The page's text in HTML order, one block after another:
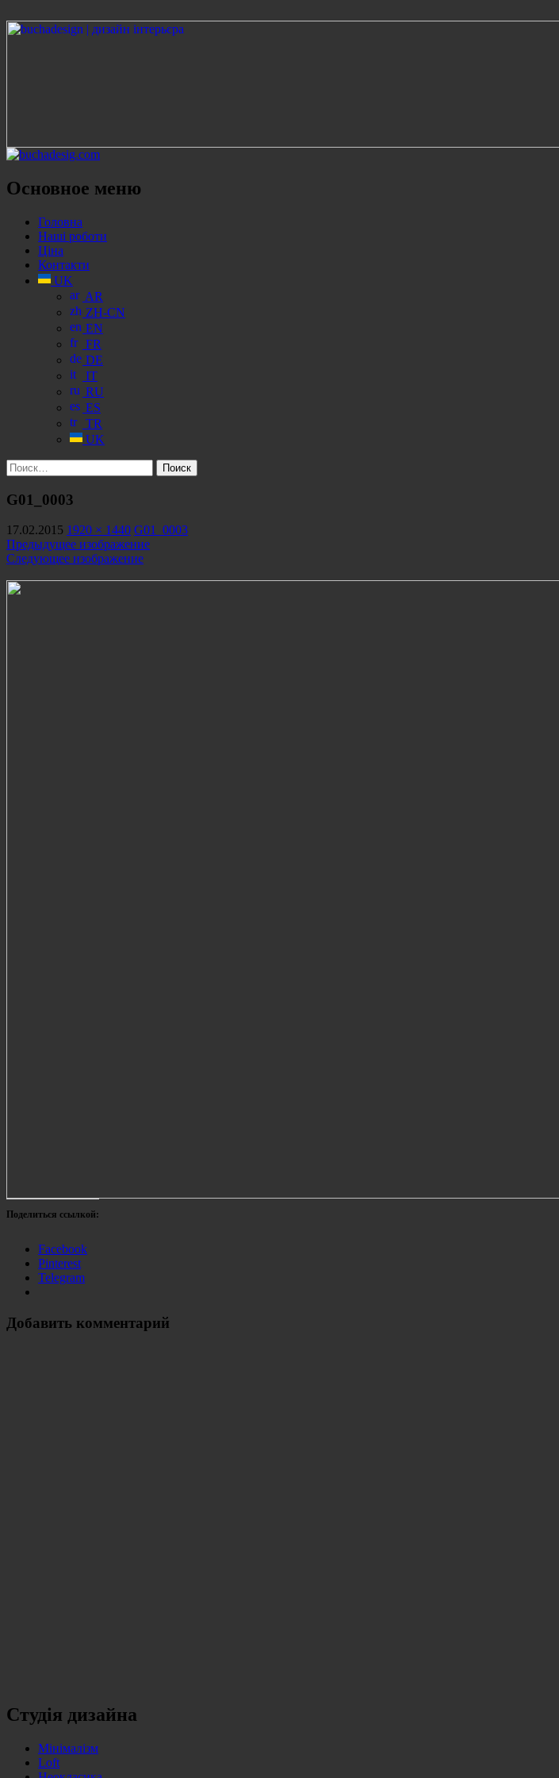
Основное меню
Перейти
содержанию
Головна
Наші роботи
Ціна
Контакти
UK
AR
ZH-CN
EN
FR
DE
IT
RU
ES
TR
UK
Найти:
G01_0003
17.02.2015 1920 × 1440 G01_0003
Предыдущее изображение
Следующее изображение
Поделиться ссылкой:
Facebook
Pinterest
Telegram
Добавить комментарий
Студія дизайна
Мінімалізм
Loft